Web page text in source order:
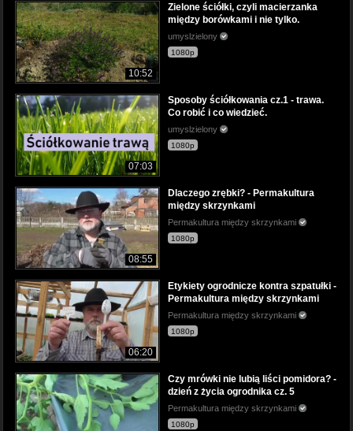
10:52
Zielone ściółki, czyli macierzanka
między borówkami i nie tylko.
umyslzielony
1080p
07:03
Sposoby ściółkowania cz.1 - trawa.
Co robić i co wiedzieć.
umyslzielony
1080p
08:55
Dlaczego zrębki? - Permakultura
między skrzynkami
Permakultura między skrzynkami
1080p
06:20
Etykiety ogrodnicze kontra szpatułki -
Permakultura między skrzynkami
Permakultura między skrzynkami
1080p
Czy mrówki nie lubią liści pomidora? -
dzień z życia ogrodnika cz. 5
Permakultura między skrzynkami
1080p